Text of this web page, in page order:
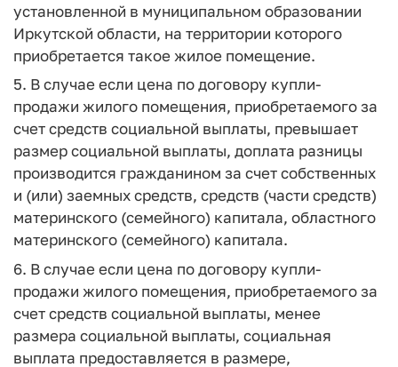
установленной в муниципальном образовании
Иркутской области, на территории которого
приобретается такое жилое помещение.
5. В случае если цена по договору купли-
продажи жилого помещения, приобретаемого за
счет средств социальной выплаты, превышает
размер социальной выплаты, доплата разницы
производится гражданином за счет собственных
и (или) заемных средств, средств (части средств)
материнского (семейного) капитала, областного
материнского (семейного) капитала.
6. В случае если цена по договору купли-
продажи жилого помещения, приобретаемого за
счет средств социальной выплаты, менее
размера социальной выплаты, социальная
выплата предоставляется в размере,